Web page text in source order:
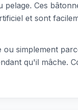
pelage. Ces
et sont
simplement
qu'il mâche.